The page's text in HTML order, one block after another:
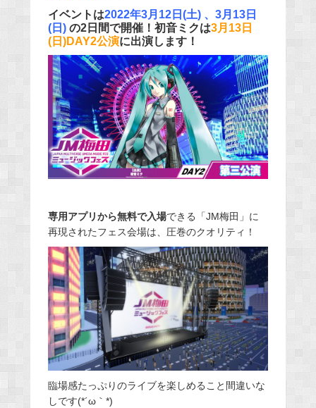
イベントは2022年3月12日(土) 、3月13日
(日) の2日間で開催！初音ミクは3月13日
(日)DAY2公演に出演します！
専用アプリから無料で入場できる「JM梅田」に
再現されたフェス会場は、圧巻のクオリティ！
臨場感たっぷりのライブを楽しめること間違いな
しです(*´ω｀*)